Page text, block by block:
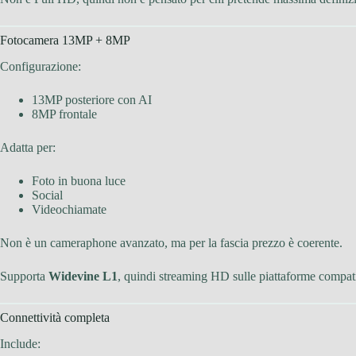
Fotocamera 13MP + 8MP
Configurazione:
13MP posteriore con AI
8MP frontale
Adatta per:
Foto in buona luce
Social
Videochiamate
Non è un cameraphone avanzato, ma per la fascia prezzo è coerente.
Supporta Widevine L1, quindi streaming HD sulle piattaforme
Connettività completa
Include: